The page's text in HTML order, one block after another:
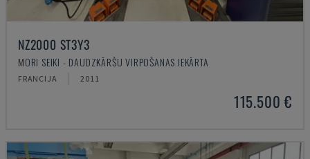
NZ2000 ST3Y3
MORI SEIKI - DAUDZKĀRŠU VIRPOŠANAS IEKĀRTA
FRANCIJA 2011
115.500 €